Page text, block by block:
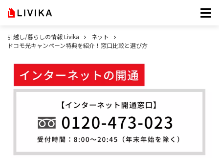
引越し/暮らしの情報 Livika
ネット
ドコモ光キャンペーン特典を紹介！窓口比較と選び方